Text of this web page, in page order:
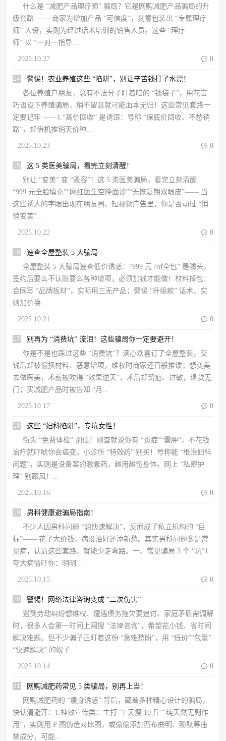
什么是 “减肥产品理疗师” 骗局？​它是网购减肥产品骗局的升
级套路 —— 商家为增加产品 “可信度”，刻意包装出 “专属理疗
师” 人设，实则为经过话术培训的销售人员。这些 “理疗
师” 以 “一对一指导...
2025.10.27  0
14
警惕！农业养殖这些 “陷阱”，别让辛苦钱打了水漂！
各位养殖户朋友，总有不法分子盯着咱的 “钱袋子”，用花言
巧语设下养殖骗局，稍不留意就可能血本无归！这些常见套路一
定要记牢 ——1.“高价回收” 是诱饵：号称 “保底价回收、不愁销
路”，却借机推销天价种...
2025.10.23  0
15
这 5 类医美骗局，看完立刻清醒！
别让 “变美” 变 “毁容”！这 5 类医美骗局，看完立刻清醒​​
“999 元全脸填充”“网红医生空降面诊”“无恢复期双眼皮”—— 当
这些诱人的字眼出现在朋友圈、短视频广告里，你是否动过 “悄
悄变美”...
2025.10.22  0
16
速查全屋整装 5 大骗局
全屋整装 5 大骗局速查​低价诱惑：“999 元 /㎡全包” 是噱头，
签约后要么不认账要么各种增项，必须加钱才能做！​材料掉包：
合同写 “品牌板材”，实际用三无产品；警惕 “升级款” 话术，实
则加价换...
2025.10.21  0
17
别再为 “消费坑” 流泪！这些骗局你一定要避开！
你是不是也踩过这些 “消费坑”？满心欢喜订了全屋整装，交
钱后却被偷换材料、恶意增项，维权时商家还百般推诿；想变美
去做医美，术前被吹得 “效果逆天”，术后却留疤、过敏，退款无
门；买减肥产品时被告知 “月...
2025.10.17  0
18
这些 “妇科陷阱”，专坑女性！
街头 “免费体检” 别信！刚查就说你有 “炎症”“囊肿”，不花钱
治疗就吓唬你会癌变。小诊所 “特效药” 别买！号称能 “根治妇科
问题”，实则是没备案的激素药，越用越伤身体。网上 “私密护
理” 别跟风！...
2025.10.16  0
19
男科健康避骗局指南！
不少人因男科问题 “想快速解决”，反而成了私立机构的 “目
标”—— 花了大价钱，病没治好还添新愁。其实男科问题多是常
见病，认清这些套路，就能少走弯路。一、常见骗局 3 个 “坑”1.
夸大病情吓你：明明...
2025.10.15  0
20
警惕！网络法律咨询变成 “二次伤害”
遇到劳动纠纷想维权、遭遇债务拖欠要追讨、家庭矛盾需调解
时，很多人会第一时间上网搜 “法律咨询”，希望花小钱、省时间
解决难题。但不少骗子正盯着这份 “急难愁盼”，用 “低价”“包赢”
“快速解决” 的幌子...
2025.10.14  0
21
网购减肥药常见 5 类骗局，别再上当！
网购减肥药的 “瘦身诱惑” 背后，藏着多种精心设计的骗局，
快认清避开：1.神效宣传类：主打 “7 天瘦 10 斤”“纯天然无副作
用”，实则用 P 图伪造对比图，或偷偷添加西布曲明、酚酞等违
禁成分，可能...